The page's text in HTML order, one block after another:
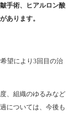
手術、ヒアルロン酸
あります。
望により3回目の治
、組織のゆるみなど
については、今後も